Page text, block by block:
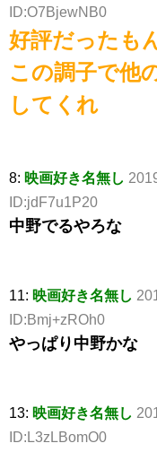
ID:O7BjewNB0
好評だったも
この調子で他
してくれ
8: 映画好き名無し
ID:jdF7u1P20
中野でるやろな
11: 映画好き名無し
ID:Bmj+zROh0
やっぱり中野かな
13: 映画好き名無し
ID:L3zLBomO0